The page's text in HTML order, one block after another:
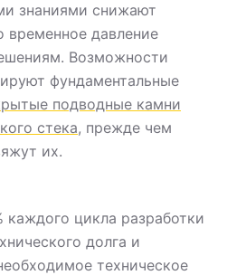
знаниями снижают
временное давление
Возможности
фундаментальные
подводные камни
стека, прежде чем
их.
каждого цикла разработки
долга и
техническое